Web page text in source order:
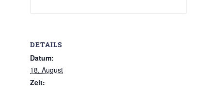
DETAILS
Datum:
18. August
Zeit: